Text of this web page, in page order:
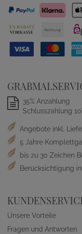
35% Anzahlung
Schlusszahlung
Angebote inkl.
5 Jahre
bis zu 30 Zeichen
Berücksichtigung
Unsere Vorteile
Fragen und Antworten